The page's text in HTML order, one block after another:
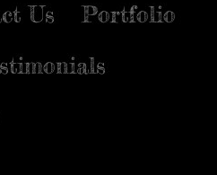
Us
Portfolio